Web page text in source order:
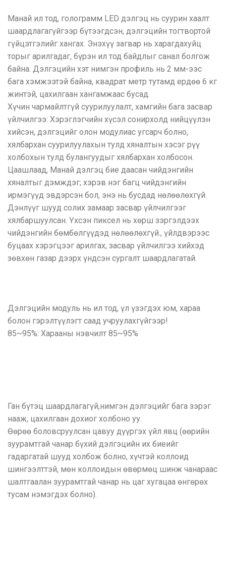
Манай ил тод, голограмм LED дэлгэц нь суурин хаалт
шаардлагагүйгээр бүтээгдсэн, дэлгэцийн тогтвортой
гүйцэтгэлийг хангах. Энэхүү загвар нь харагдахуйц
торыг арилгадаг, бүрэн ил тод байдлыг санал болгож
байна. Дэлгэцийн хэт нимгэн профиль нь 2 мм-ээс
бага хэмжээтэй байна, квадрат метр тутамд ердөө 6 кг
жинтэй, цахилгаан хангамжаас бусад.
Хүчин чармайлтгүй суурилуулалт, хамгийн бага засвар
үйлчилгээ: Хэрэглэгчийн хүсэл сонирхолд нийцүүлэн
хийсэн, дэлгэцийг олон модулиас угсарч болно,
хялбархан суурилуулахын тулд хяналтын хэсэг рүү
холбохын тулд булангуудыг хялбархан холбосон.
Цаашлаад, Манай дэлгэц бие даасан чийдэнгийн
хяналтыг дэмждэг; хэрэв нэг багц чийдэнгийн
ирмэгүүд эвдэрсэн бол, энэ нь бусдад нөлөөлөхгүй.
Дэнлүүг шууд солих замаар засвар үйлчилгээг
хялбаршуулсан. Үхсэн пиксел нь хөрш зэргэлдээх
чийдэнгийн бөмбөлгүүдэд нөлөөлөхгүй., үйлдвэрээс
буцаах хэрэгцээг арилгах, засвар үйлчилгээ хийхэд
зөвхөн газар дээрх үндсэн сургалт шаардлагатай.
Дэлгэцийн модуль нь ил тод, үл үзэгдэх юм, хараа
болон гэрэлтүүлэгт саад учруулахгүйгээр!
85~95%: Харааны нэвчилт 85~95%
Ган бүтэц шаардлагагүй,нимгэн дэлгэцийг бага зэрэг
нааж, цахилгаан дохиог холбоно уу.
Өөрөө боловсруулсан цавуу дүүргэх үйл явц (өөрийн
зуурамтгай чанар бүхий дэлгэцийн их биеийг
гадаргатай шууд холбож болно, хүчтэй коллоид
шингээлттэй, мөн коллоидын өвөрмөц шинж чанараас
шалтгаалан зуурамтгай чанар нь цаг хугацаа өнгөрөх
тусам нэмэгдэх болно).